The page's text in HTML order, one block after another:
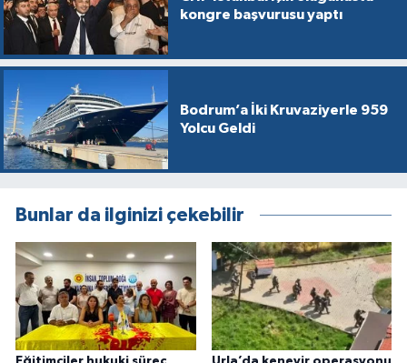
kongre başvurusu yaptı
Bodrum’a İki Kruvaziyerle 959
Yolcu Geldi
Bunlar da ilginizi çekebilir